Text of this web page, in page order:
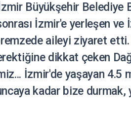
Büyükşehir Belediye
İzmir'e yerleşen ve
aileyi ziyaret
dikkat çeken
İzmir'de yaşayan 4.5
kadar bize durmak,